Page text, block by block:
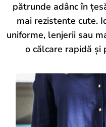
pătrunde adânc în
mai rezistente cute.
uniforme, lenjerii sau
o călcare rapidă și